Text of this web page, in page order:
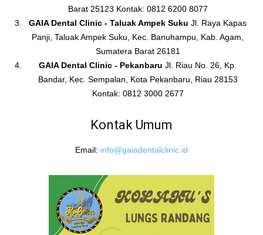
Barat 25123 Kontak: 0812 6200 8077
GAIA Dental Clinic - Taluak Ampek Suku Jl. Raya Kapas
Panji, Taluak Ampek Suku, Kec. Banuhampu, Kab. Agam,
Sumatera Barat 26181
GAIA Dental Clinic - Pekanbaru Jl. Riau No. 26, Kp.
Bandar, Kec. Sempalan, Kota Pekanbaru, Riau 28153
Kontak: 0812 3000 2677
Kontak Umum
Email: info@gaiadentalclinic.id